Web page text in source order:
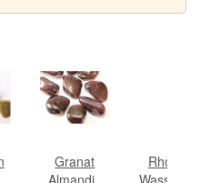
Granat
Almandin
Rhodonit